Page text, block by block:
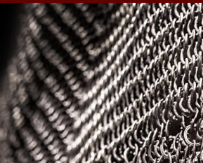
VISITA EL
CASTELL
QUI SOM
CONTACTE
NOTICIES